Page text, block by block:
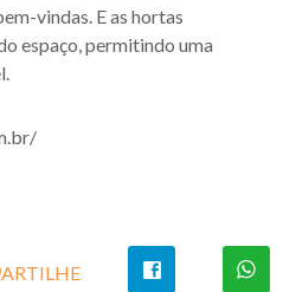
vindas. E as hortas
espaço, permitindo uma